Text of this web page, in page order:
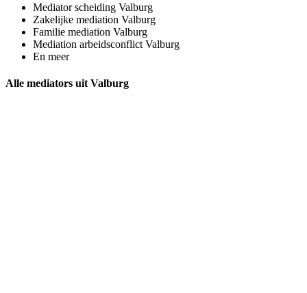
Mediator scheiding Valburg
Zakelijke mediation Valburg
Familie mediation Valburg
Mediation arbeidsconflict Valburg
En meer
Alle mediators uit Valburg